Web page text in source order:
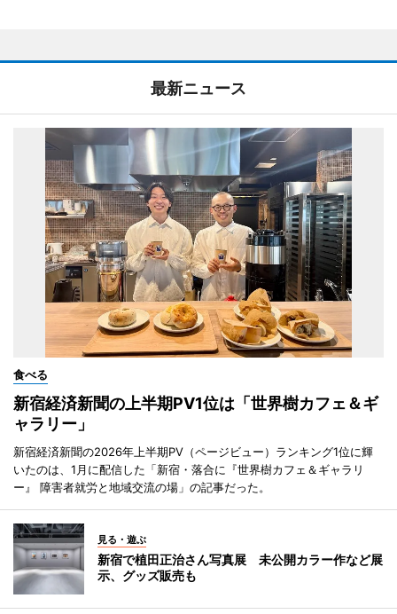
最新ニュース
食べる
新宿経済新聞の上半期PV1位は「世界樹カフェ＆ギ
ャラリー」
新宿経済新聞の2026年上半期PV（ページビュー）ランキング1位に輝
いたのは、1月に配信した「新宿・落合に『世界樹カフェ＆ギャラリ
ー』 障害者就労と地域交流の場」の記事だった。
見る・遊ぶ
新宿で植田正治さん写真展 未公開カラー作など展
示、グッズ販売も